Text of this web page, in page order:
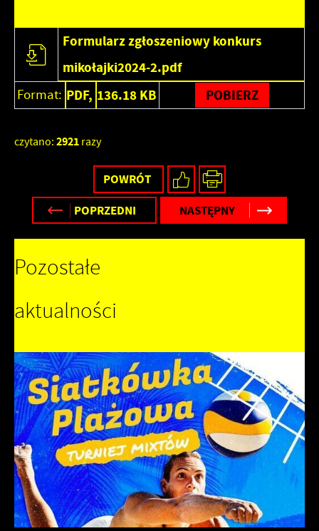
Formularz zgłoszeniowy konkurs
mikołajki2024-2.pdf
Format: PDF, 136.18 KB POBIERZ
czytano: 2921 razy
POWRÓT
POPRZEDNI
NASTĘPNY
Pozostałe
aktualności